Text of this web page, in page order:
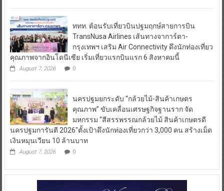
ททท. ต้อนรับเที่ยวบินปฐมฤกษ์สายการบิน
TransNusa Airlines เส้นทางจาการ์ตา-
กรุงเทพฯ เสริม Air Connectivity ดึงนักท่องเที่ยว
คุณภาพจากอินโดนีเซีย เริ่มเที่ยวแรกบินแรก 6 สิงหาคมนี้
August 7, 2026 0
นครปฐมยกระดับ “กล้วยไม้-สินค้าเกษตร
คุณภาพ” ขับเคลื่อนเศรษฐกิจฐานราก จัด
มหกรรม “สีสรรพรรณกล้วยไม้ สินค้าเกษตรดี
นครปฐมการันตี 2026″ตั้งเป้าดึงนักท่องเที่ยวกว่า 3,000 คน สร้างเม็ด
เงินหมุนเวียน 10 ล้านบาท
August 7, 2026 0